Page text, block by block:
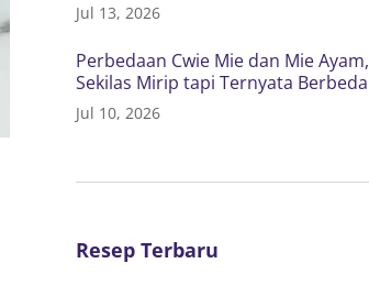
Jul 13, 2026
Perbedaan Cwie Mie dan Mie Ayam,
Sekilas Mirip tapi Ternyata Berbeda
Jul 10, 2026
Resep Terbaru